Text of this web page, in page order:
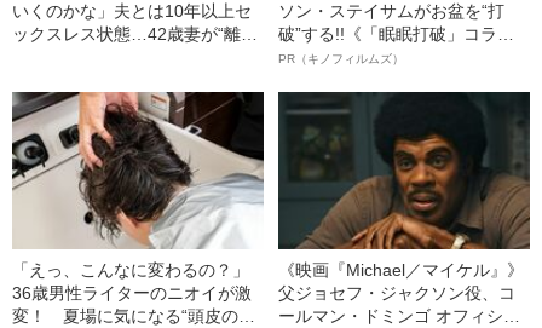
いくのかな」夫とは10年以上セ
ックスレス状態…42歳妻が“離
ソン・ステイサムがお盆を“打
破”する!!《「眠眠打破」コラ
ボ》
PR（キノフィルムズ）
「えっ、こんなに変わるの？」
36歳男性ライターのニオイが激
変！ 夏場に気になる“頭皮のニ
《映画『Michael／マイケル』》
父ジョセフ・ジャクソン役、コ
ールマン・ドミンゴ オフィシャ